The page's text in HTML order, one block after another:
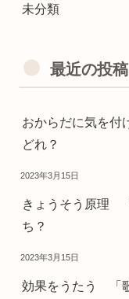
未分類
最近の投稿
おからだに気を
どれ？
2023年3月15日
きょうそう原理
ち？
2023年3月15日
効果をうたう 「